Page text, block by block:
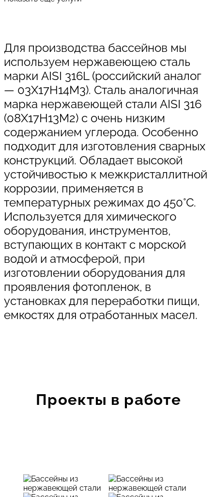
Для производства бассейнов мы
используем нержавеющею сталь
марки AISI 316L (российский аналог
— 03Х17Н14М3). Сталь аналогичная
марка нержавеющей стали AISI 316
(08Х17Н13М2) с очень низким
содержанием углерода. Особенно
подходит для изготовления сварных
конструкций. Обладает высокой
устойчивостью к межкристаллитной
коррозии, применяется в
температурных режимах до 450°С.
Используется для химического
оборудования, инструментов,
вступающих в контакт с морской
водой и атмосферой, при
изготовлении оборудования для
проявления фотопленок, в
установках для переработки пищи,
емкостях для отработанных масел.
Проекты в работе